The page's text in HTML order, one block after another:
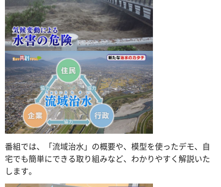
番組では、「流域治水」の概要や、模型を使ったデモ、自
宅でも簡単にできる取り組みなど、わかりやすく解説いた
します。